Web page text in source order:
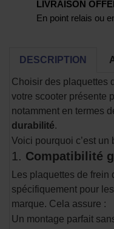
LIVRAISON
En point relais ou
DESCRIPTION
Choisir des plaquettes
votre scooter présente
notamment en termes
durabilité.
Voici pourquoi c’est un
1. Compatibilité
Les plaquettes de
spécifiquement pour
marque. Cela assure :
Un montage parfait